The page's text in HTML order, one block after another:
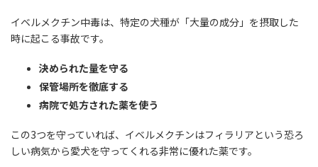
イベルメクチン中毒は、特定の犬種が「大量の成分」を摂取した
時に起こる事故です。
決められた量を守る
保管場所を徹底する
病院で処方された薬を使う
この3つを守っていれば、イベルメクチンはフィラリアという恐ろ
しい病気から愛犬を守ってくれる非常に優れた薬です。